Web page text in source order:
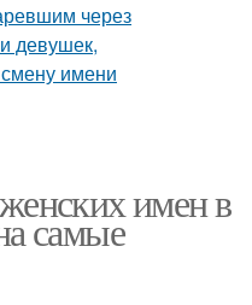
имен в
самые